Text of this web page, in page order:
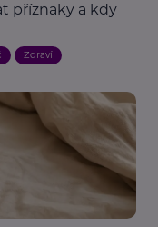
příznaky a kdy
Zdraví